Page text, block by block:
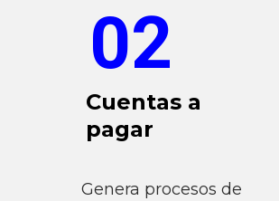
02
Cuentas a
pagar
Genera procesos de